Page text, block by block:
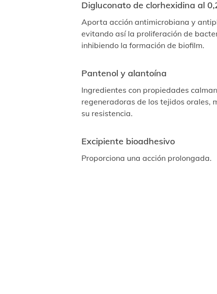
Digluconato de clorhexidina al
Aporta acción antimicrobiana y
evitando así la proliferación de
inhibiendo la formación de biofilm.
Pantenol y alantoína
Ingredientes con propiedades
regeneradoras de los tejidos orales,
su resistencia.
Excipiente bioadhesivo
Proporciona una acción prolongada.